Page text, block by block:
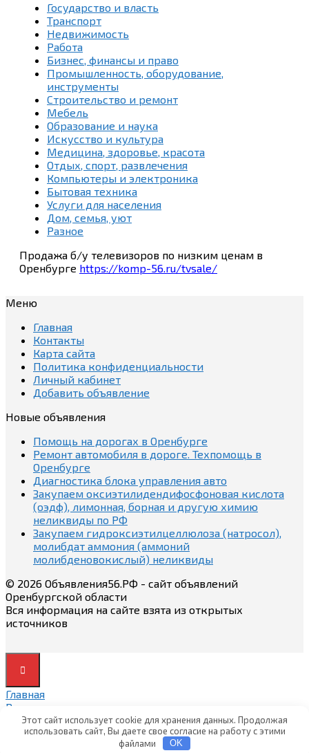
Государство и власть
Транспорт
Недвижимость
Работа
Бизнес, финансы и право
Промышленность, оборудование,
инструменты
Строительство и ремонт
Мебель
Образование и наука
Искусство и культура
Медицина, здоровье, красота
Отдых, спорт, развлечения
Компьютеры и электроника
Бытовая техника
Услуги для населения
Дом, семья, уют
Разное
Продажа б/у телевизоров по низким ценам в
Оренбурге https://komp-56.ru/tvsale/
Меню
Главная
Контакты
Карта сайта
Политика конфиденциальности
Личный кабинет
Добавить объявление
Новые объявления
Помощь на дорогах в Оренбурге
Ремонт автомобиля в дороге. Техпомощь в
Оренбурге
Диагностика блока управления авто
Закупаем оксиэтилидендифосфоновая кислота
(оэдф), лимонная, борная и другую химию
неликвиды по РФ
Закупаем гидроксиэтилцеллюлоза (натросол),
молибдат аммония (аммоний
молибденовокислый) неликвиды
© 2026 Объявления56.РФ - сайт объявлений
Оренбургской области
Вся информация на сайте взята из открытых
источников
Главная
Вход
Вход
Регистрация
Этот сайт использует cookie для хранения данных. Продолжая
использовать сайт, Вы даете свое согласие на работу с этими
файлами
OK